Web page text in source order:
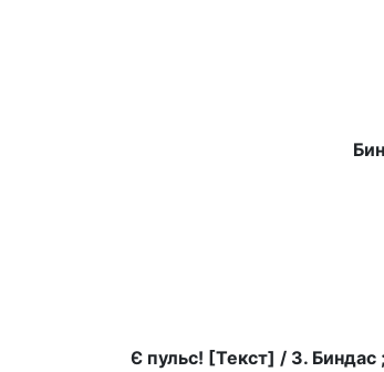
Є пульс! [Текст] / З. Биндас